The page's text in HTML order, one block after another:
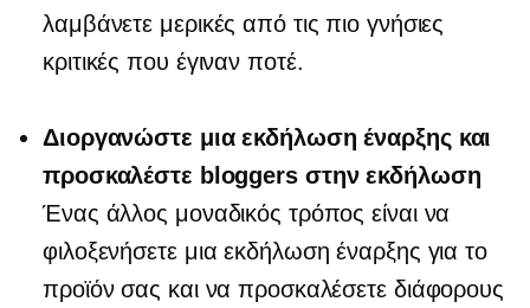
λαμβάνετε μερικές από τις πιο γνήσιες
κριτικές που έγιναν ποτέ.
Διοργανώστε μια εκδήλωση έναρξης και
προσκαλέστε bloggers στην εκδήλωση
Ένας άλλος μοναδικός τρόπος είναι να
φιλοξενήσετε μια εκδήλωση έναρξης για το
προϊόν σας και να προσκαλέσετε διάφορους